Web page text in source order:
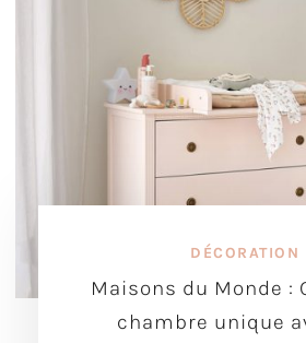
DÉCORATION
Maisons du Monde :
chambre unique